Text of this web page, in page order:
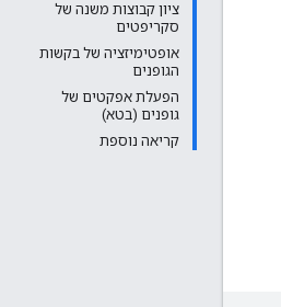
ציון קבוצות משנה של
סקריפטים
אופטימיזציה של בקשות
הגופנים
הפעלת אפקטים של
גופנים (בטא)
קריאה נוספת